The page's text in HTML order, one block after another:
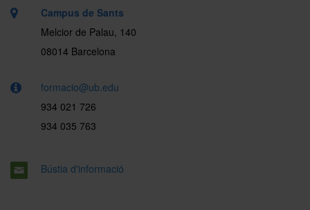
Campus de Sants
Melcior de Palau, 140
08014 Barcelona
formacio@ub.edu
934 021 726
934 035 763
Bústia d'informació